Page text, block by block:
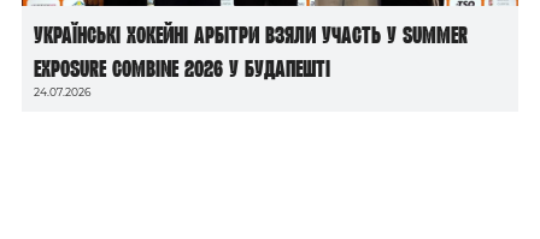
Українські хокейні арбітри взяли участь у Summer
Exposure Combine 2026 у Будапешті
24.07.2026